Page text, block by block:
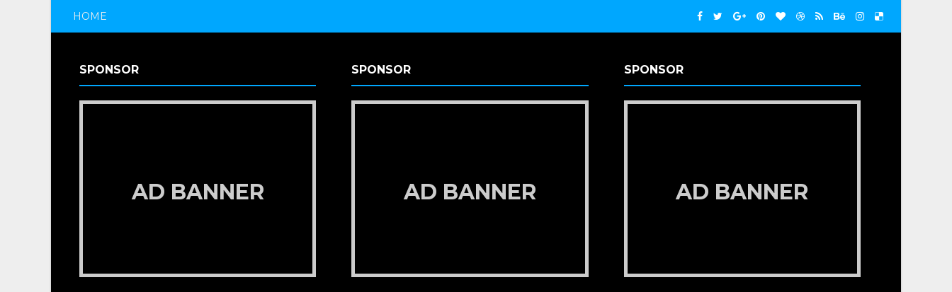
HOME
SPONSOR
AD BANNER
SPONSOR
AD BANNER
SPONSOR
AD BANNER